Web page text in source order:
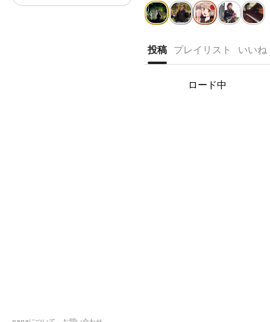
✌️
ギターは挫折(たまに弾く)、弟の方が上手
最近はスキルアップのためと己の楽しみ
ーム曲に取り組んでる事が多いです🔥
コラボのお誘いとか嬉しいですよ✌️
投稿 プレイリスト いいね
ロード中